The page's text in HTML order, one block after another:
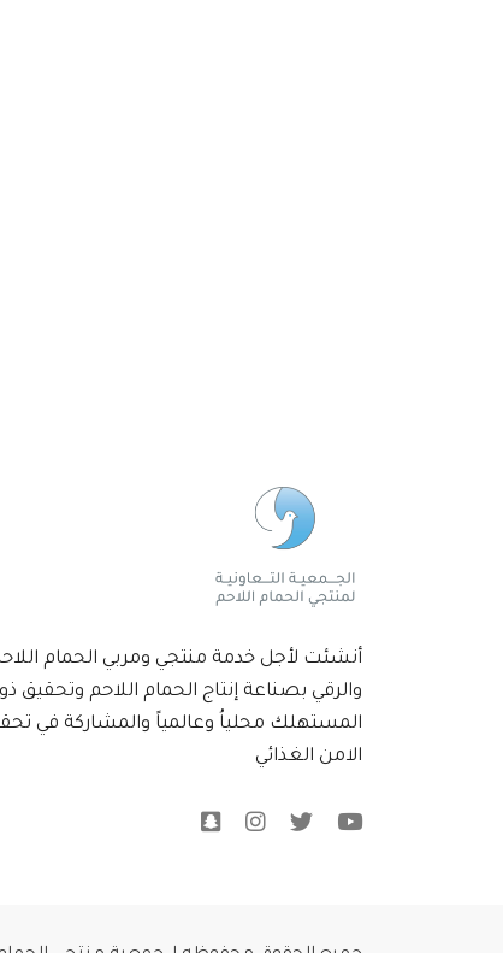
أنشئت لأجل خدمة منتجي ومربي الحمام
والرقي بصناعة إنتاج الحمام اللاحم وتحقيق
المستهلك محلياُ وعالمياً والمشاركة في
الامن الغذائي